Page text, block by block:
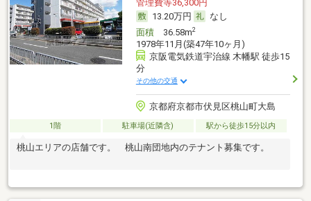
管理費等36,300円
13.20万円
なし
面積36.58m2
1978年11月(築47年10ヶ月)
京阪電気鉄道宇治線 木幡駅 徒歩15
分
その他の交通
京都府京都市伏見区桃山町大島
1階 駐車場(近隣含) 駅から徒歩15分以内
桃山エリアの店舗です。 桃山南団地内のテナント募集です。